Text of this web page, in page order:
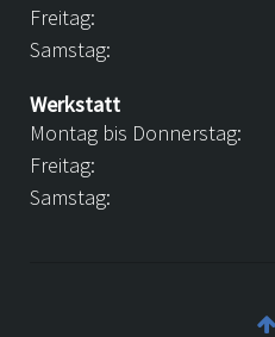
Freitag:
Samstag:
Werkstatt
Montag bis Donnerstag:
Freitag:
Samstag: